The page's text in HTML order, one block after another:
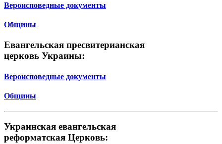
Вероисповедные документы
Общины
Евангельская пресвитерианская
церковь Украины:
Вероисповедные документы
Общины
Украинская евангельская
реформатская Церковь: